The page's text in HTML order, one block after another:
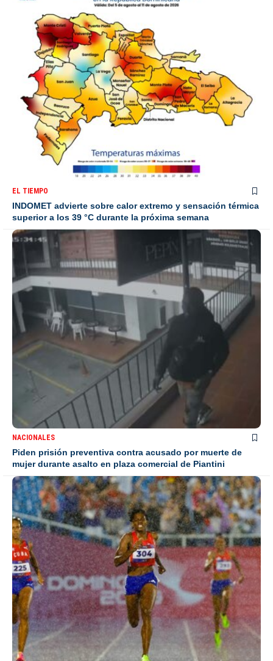
EL TIEMPO
INDOMET advierte sobre calor extremo y sensación térmica
superior a los 39 °C durante la próxima semana
NACIONALES
Piden prisión preventiva contra acusado por muerte de
mujer durante asalto en plaza comercial de Piantini